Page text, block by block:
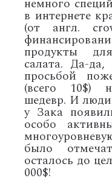
немного
в интернете
(от англ.
продукты
салата. Да-
просьбой
(всего 10$)
шедевр. И люди
у Зака
особо
было
осталось до
000$!